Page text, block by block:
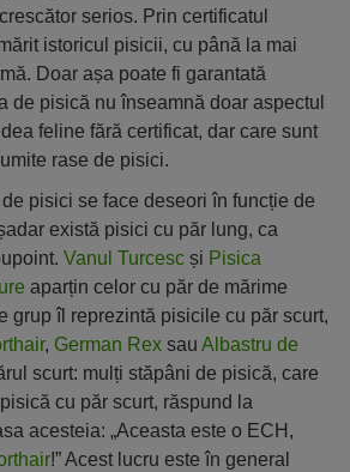
serios. Prin certificatul
istoricul pisicii, cu până la mai
Doar așa poate fi garantată
de pisică nu înseamnă doar aspectul
feline fără certificat, dar care sunt
rase de pisici.
pisici se face deseori în funcție de
există pisici cu păr lung, ca
Vanul Turcesc și Pisica
aparțin celor cu păr de mărime
grup îl reprezintă pisicile cu păr scurt,
, German Rex sau Albastru de
scurt: mulți stăpâni de pisică, care
cu păr scurt, răspund la
acesteia: „Aceasta este o ECH,
!” Acest lucru este în general